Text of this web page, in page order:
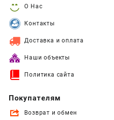
О Нас
Контакты
Доставка и оплата
Наши объекты
Политика сайта
Покупателям
Возврат и обмен